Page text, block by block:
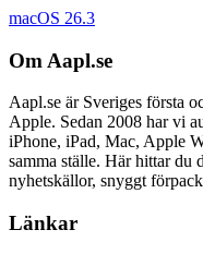
macOS 26.3
Om Aapl.se
Aapl.se är Sveriges första
Apple. Sedan 2008 har vi
iPhone, iPad, Mac, Apple
samma ställe. Här hittar du
nyhetskällor, snyggt
Länkar